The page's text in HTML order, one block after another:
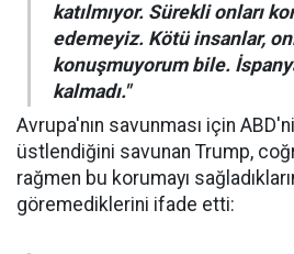
katılmıyor. Sürekli onları
edemeyiz. Kötü insanlar,
konuşmuyorum bile.
kalmadı."
Avrupa'nın savunması için
üstlendiğini savunan Trump,
rağmen bu korumayı
göremediklerini ifade etti: